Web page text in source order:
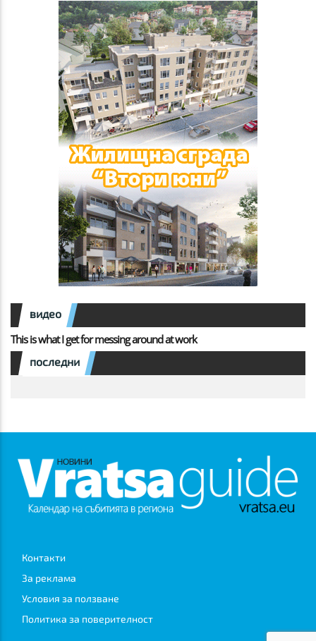
видео
This is what I get for messing around at work
последни
Контакти
За реклама
Условия за ползване
Политика за поверителност